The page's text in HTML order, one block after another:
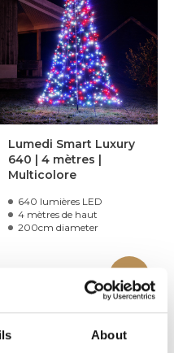
About
Lumedi Smart Luxury
640 | 4 mètres |
Multicolore
640 lumières LED
4 mètres de haut
200cm diameter
En stock